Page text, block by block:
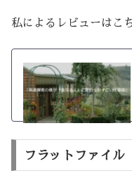
私によるレビューはこ
フラットファイル